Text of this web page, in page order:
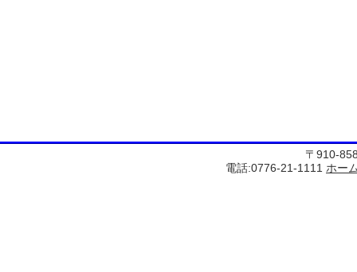
〒910-
電話:0776-21-1111 ホー